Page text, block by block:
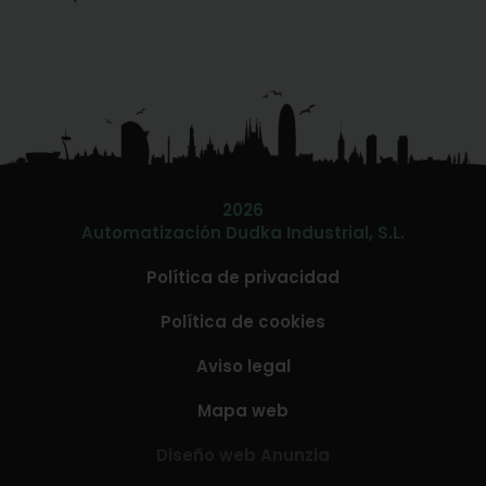
2026
Automatización Dudka Industrial, S.L.
Política de privacidad
Política de cookies
Aviso legal
Mapa web